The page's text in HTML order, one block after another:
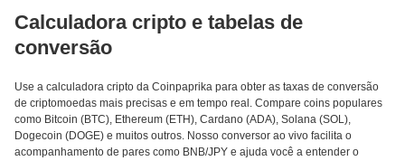
Calculadora cripto e tabelas de
conversão
Use a calculadora cripto da Coinpaprika para obter as taxas de conversão
de criptomoedas mais precisas e em tempo real. Compare coins populares
como Bitcoin (BTC), Ethereum (ETH), Cardano (ADA), Solana (SOL),
Dogecoin (DOGE) e muitos outros. Nosso conversor ao vivo facilita o
acompanhamento de pares como BNB/JPY e ajuda você a entender o